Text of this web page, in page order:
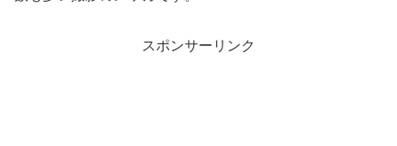
スポンサーリンク